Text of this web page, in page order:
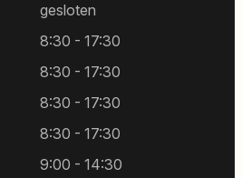
gesloten
8:30 - 17:30
8:30 - 17:30
8:30 - 17:30
8:30 - 17:30
9:00 - 14:30